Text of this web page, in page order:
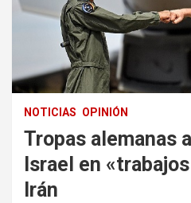
NOTICIAS OPINIÓN
Tropas alemanas
Israel en
Irán